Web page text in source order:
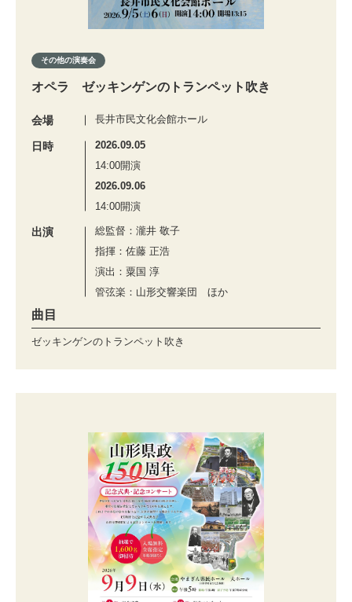
その他の演奏会
オペラ ゼッキンゲンのトランペット吹き
会場 長井市民文化会館ホール
日時
2026.09.05
14:00開演
2026.09.06
14:00開演
出演
総監督：瀧井 敬子
指揮：佐藤 正浩
演出：粟国 淳
管弦楽：山形交響楽団 ほか
曲目
ゼッキンゲンのトランペット吹き